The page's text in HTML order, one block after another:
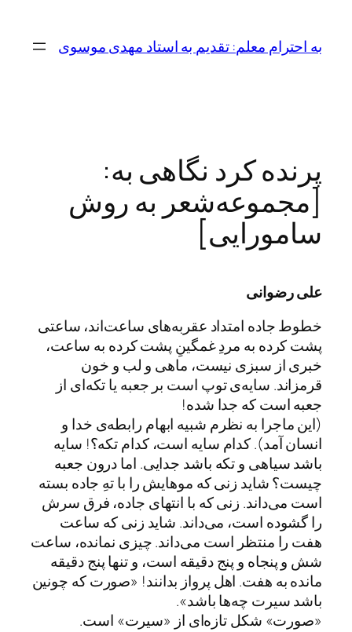
محتوابه احترام معلم: تقدیم به استاد مهدی موسوی
پرنده کرد نگاهی به:
[مجموعه‌شعر به روش
سامورایی]
علی رضوانی
خطوط جاده امتداد عقربه‌های ساعت‌اند، ساعتی
پشت کرده به مردِ غمگینِ پشت کرده به ساعت،
خبری از سبزی نیست، ماهی و لب و خون
قرمزاند. سایه‌ی توپ است بر جعبه یا تکه‌ای از
جعبه است که جدا شده!
(این ماجرا به نظرم شبیه ابهام رابطه‌ی خدا و
انسان آمد). کدام سایه است، کدام تکه؟! سایه
باشد سیاهی و تکه باشد جدایی. اما درون جعبه
چیست؟ شاید زنی که موهایش را با تهِ جاده بسته
است می‌داند. زنی که با انتهای جاده، فرق سرش
را گشوده است، می‌داند. شاید زنی که ساعت
هفت را منتظر است می‌داند. چیزی نمانده، ساعت
شش و پنجاه و پنج دقیقه است، و تنها پنج دقیقه
مانده به هفت. اهل پرواز بدانند! «صورت که چونین
باشد سیرت چه‌ها باشد».
«صورت» شکل تازه‌ای از «سیرت» است.